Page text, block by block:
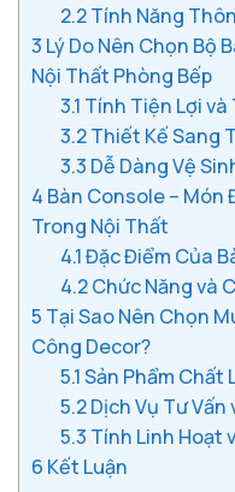
2.2Tính Năng
3 Lý Do Nên Chọn Bộ
Nội Thất Phòng Bếp
3.1 Tính Tiện Lợi
3.2Thiết Kế Sang
3.3 Dễ Dàng Vệ
4 Bàn Console – Món
Trong Nội Thất
4.1Đặc Điểm Của
4.2Chức Năng và
5 Tại Sao Nên Chọn
Công Decor?
5.1Sản Phẩm Chất
5.2Dịch Vụ Tư
5.3 Tính Linh Hoạt
6 Kết Luận